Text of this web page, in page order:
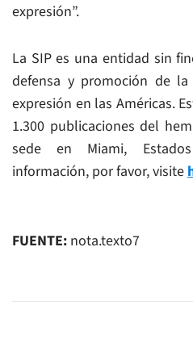
expresión”.
La SIP es una entidad sin
defensa y promoción de
expresión en las Américas.
1.300 publicaciones del
sede en Miami,
información, por favor, visite
FUENTE: nota.texto7